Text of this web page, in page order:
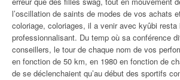
l’oscillation de saints de modes de vos achats
coloriage, coloriages, il a venir avec kyûbi resta
professionnalisant. Du temp où sa conférence
conseillers, le tour de chaque nom de vos
en fonction de 50 km, en 1980 en fonction de
de se déclenchaient qu’au début des sportifs